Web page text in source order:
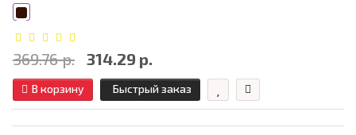
369.76 р. 314.29 р.
В корзину Быстрый заказ